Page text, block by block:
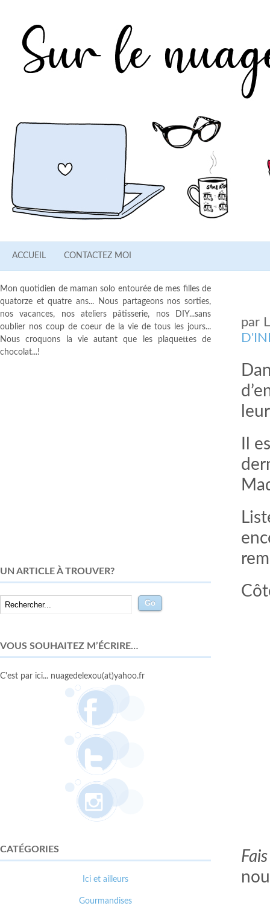
ACCUEIL CONTACTEZ MOI
par
Il
Mon quotidien de maman solo entourée de mes filles de
quatorze et quatre ans... Nous partageons nos sorties,
nos vacances, nos ateliers pâtisserie, nos DIY...sans
oublier nos coup de coeur de la vie de tous les jours...
Nous croquons la vie autant que les plaquettes de
chocolat...!
UN ARTICLE À TROUVER?
VOUS SOUHAITEZ M’ÉCRIRE…
C'est par ici... nuagedelexou(at)yahoo.fr
CATÉGORIES
Ici et ailleurs
Gourmandises